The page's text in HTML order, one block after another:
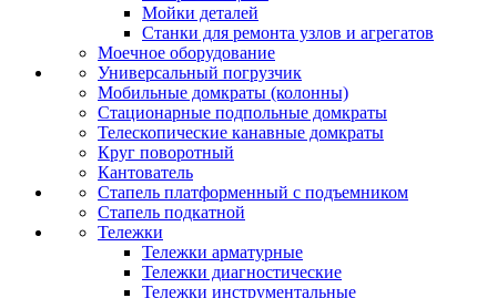
Мойки деталей
Станки для ремонта узлов и агрегатов
Моечное оборудование
Универсальный погрузчик
Мобильные домкраты (колонны)
Стационарные подпольные домкраты
Телескопические канавные домкраты
Круг поворотный
Кантователь
Стапель платформенный с подъемником
Стапель подкатной
Тележки
Тележки арматурные
Тележки диагностические
Тележки инструментальные